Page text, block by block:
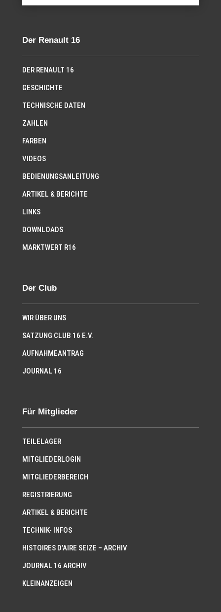
Der Renault 16
DER RENAULT 16
GESCHICHTE
TECHNISCHE DATEN
ZAHLEN
FARBEN
VIDEOS
BEDIENUNGSANLEITUNG
ARTIKEL & BERICHTE
LINKS
DOWNLOADS
MARKTWERT R16
Der Club
WIR ÜBER UNS
SATZUNG CLUB 16 E.V.
AUFNAHMEANTRAG
JOURNAL 16
Für Mitglieder
TEILELAGER
MITGLIEDERLOGIN
MITGLIEDERBEREICH
REGISTRIERUNG
ARTIKEL & BERICHTE
TECHNIK- INFOS
HISTOIRES D’AIRE SEIZE – ARCHIV
JOURNAL 16 ARCHIV
KLEINANZEIGEN